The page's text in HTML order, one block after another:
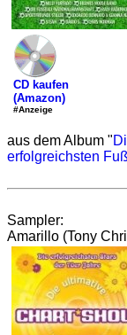
CD kaufen
(Amazon)
#Anzeige
aus dem Album "
erfolgreichsten
Sampler:
Amarillo (Tony